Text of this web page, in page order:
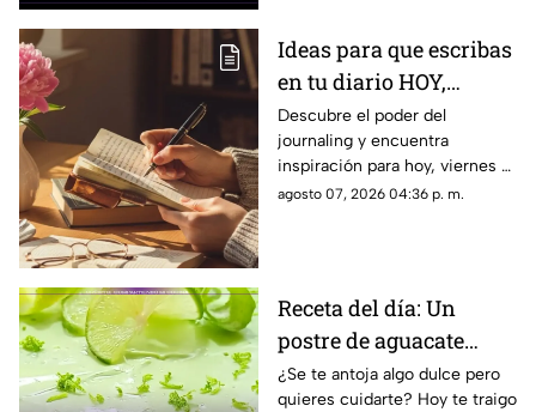
Ideas para que escribas
en tu diario HOY,
viernes 7 de junio de
2026: Usa este journal
prompt y termina tu
día lleno de gratitud
Descubre el poder del
journaling y encuentra
inspiración para hoy, viernes 7
de junio de 2026. Un prompt
agosto 07, 2026 04:36 p. m.
Receta del día: Un
postre de aguacate
saludable y sin azúcar
¿Se te antoja algo dulce pero
quieres cuidarte? Hoy te traigo